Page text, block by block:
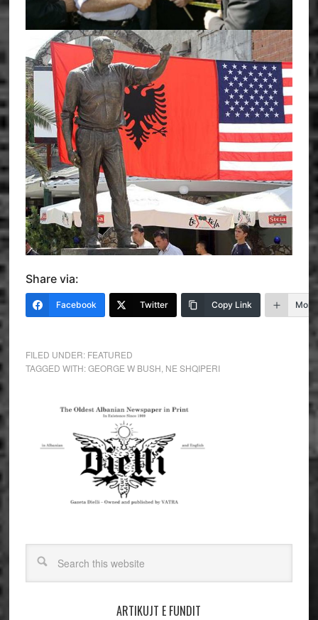
Share via:
Facebook Twitter Copy Link More
FILED UNDER: FEATURED
TAGGED WITH:GEORGE W BUSH NE SHQIPERI
ARTIKUJT E FUNDIT